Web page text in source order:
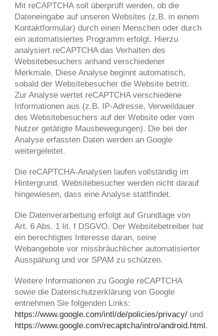
Mit reCAPTCHA soll überprüft werden, ob die
Dateneingabe auf unseren Websites (z.B. in einem
Kontaktformular) durch einen Menschen oder durch
ein automatisiertes Programm erfolgt. Hierzu
analysiert reCAPTCHA das Verhalten des
Websitebesuchers anhand verschiedener
Merkmale. Diese Analyse beginnt automatisch,
sobald der Websitebesucher die Website betritt.
Zur Analyse wertet reCAPTCHA verschiedene
Informationen aus (z.B. IP-Adresse, Verweildauer
des Websitebesuchers auf der Website oder vom
Nutzer getätigte Mausbewegungen). Die bei der
Analyse erfassten Daten werden an Google
weitergeleitet.
Die reCAPTCHA-Analysen laufen vollständig im
Hintergrund. Websitebesucher werden nicht darauf
hingewiesen, dass eine Analyse stattfindet.
Die Datenverarbeitung erfolgt auf Grundlage von
Art. 6 Abs. 1 lit. f DSGVO. Der Websitebetreiber hat
ein berechtigtes Interesse daran, seine
Webangebote vor missbräuchlicher automatisierter
Ausspähung und vor SPAM zu schützen.
Weitere Informationen zu Google reCAPTCHA
sowie die Datenschutzerklärung von Google
entnehmen Sie folgenden Links:
https://www.google.com/intl/de/policies/privacy/und
https://www.google.com/recaptcha/intro/android.html.